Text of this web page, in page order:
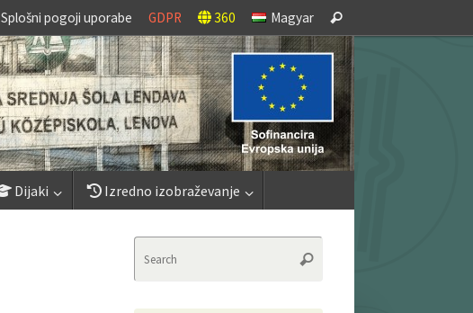
Splošni pogoji uporabe GDPR 360 Magyar
for:
Search
Dijaki Izredno izobraževanje
Search